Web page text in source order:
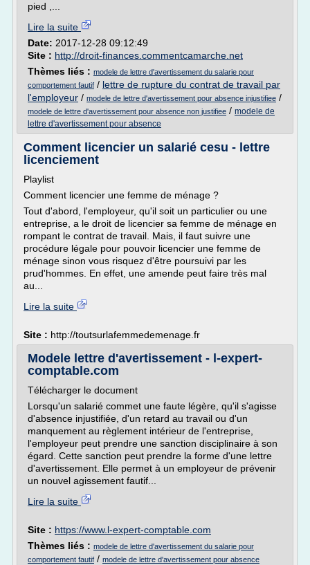
pied ,...
Lire la suite
Date: 2017-12-28 09:12:49
Site : http://droit-finances.commentcamarche.net
Thèmes liés : modele de lettre d'avertissement du salarie pour
comportement fautif / lettre de rupture du contrat de travail par
l'employeur / modele de lettre d'avertissement pour absence injustifiee /
modele de lettre d'avertissement pour absence non justifiee / modele de
lettre d'avertissement pour absence
Comment licencier un salarié cesu - lettre
licenciement
Playlist
Comment licencier une femme de ménage ?
Tout d'abord, l'employeur, qu'il soit un particulier ou une
entreprise, a le droit de licencier sa femme de ménage en
rompant le contrat de travail. Mais, il faut suivre une
procédure légale pour pouvoir licencier une femme de
ménage sinon vous risquez d'être poursuivi par les
prud'hommes. En effet, une amende peut faire très mal
au...
Lire la suite
Site : http://toutsurlafemmedemenage.fr
Modele lettre d'avertissement - l-expert-
comptable.com
Télécharger le document
Lorsqu'un salarié commet une faute légère, qu'il s'agisse
d'absence injustifiée, d'un retard au travail ou d'un
manquement au règlement intérieur de l'entreprise,
l'employeur peut prendre une sanction disciplinaire à son
égard. Cette sanction peut prendre la forme d'une lettre
d'avertissement. Elle permet à un employeur de prévenir
un nouvel agissement fautif...
Lire la suite
Site : https://www.l-expert-comptable.com
Thèmes liés : modele de lettre d'avertissement du salarie pour
comportement fautif / modele de lettre d'avertissement pour absence